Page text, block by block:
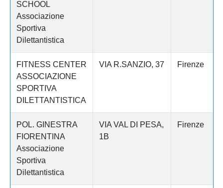
SCHOOL
Associazione
Sportiva
Dilettantistica
FITNESS CENTER
ASSOCIAZIONE
SPORTIVA
DILETTANTISTICA
VIA R.SANZIO, 37 Firenze
POL. GINESTRA
FIORENTINA
Associazione
Sportiva
Dilettantistica
VIA VAL DI PESA,
1B
Firenze